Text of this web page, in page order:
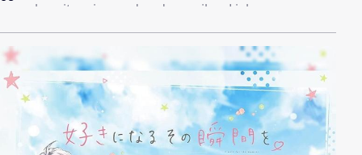
vorzubereiten, jemand anderem ihre Liebe zu
gestehen. Während sie nun ihre wahren Gefühle vor
Yuu geheim hält, wird Natsuki zu allem Überfluss von
ihrem Klassenkameraden Koyuki Ayase zu einem Date
eingeladen. Wird Natsuki jemals den Mut aufbringen,
Yuu ihre Gefühle zu gestehen? Eine Geschichte rund
um die süßen, aber auch bitterlichen Versuche und
Verwirrungen junger Romanzen.